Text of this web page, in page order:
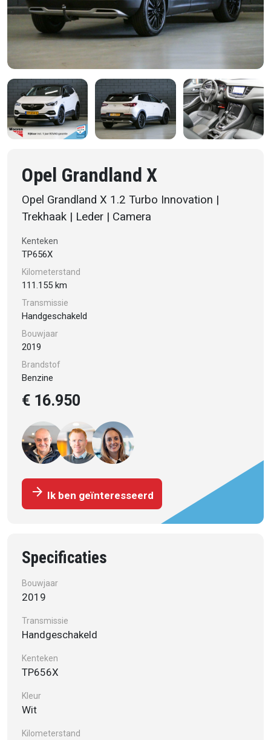
Opel Grandland X
Opel Grandland X 1.2 Turbo Innovation |
Trekhaak | Leder | Camera
Kenteken
TP656X
Kilometerstand
111.155 km
Transmissie
Handgeschakeld
Bouwjaar
2019
Brandstof
Benzine
€ 16.950
arrow_forward Ik ben geïnteresseerd
Specificaties
Bouwjaar
2019
Transmissie
Handgeschakeld
Kenteken
TP656X
Kleur
Wit
Kilometerstand